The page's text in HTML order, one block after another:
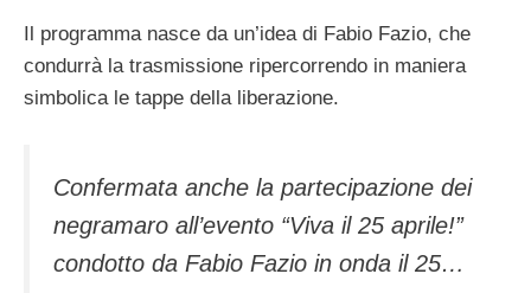
Il programma nasce da un’idea di Fabio Fazio, che
condurrà la trasmissione ripercorrendo in maniera
simbolica le tappe della liberazione.
Confermata anche la partecipazione dei
negramaro all’evento “Viva il 25 aprile!”
condotto da Fabio Fazio in onda il 25…